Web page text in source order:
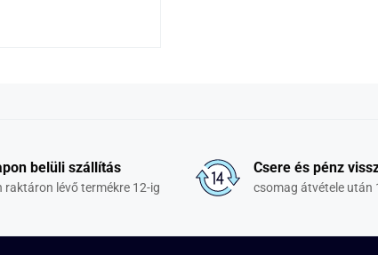
belüli szállítás
raktáron lévő termékre 12-ig
Csere és pénz
csomag átvétele után